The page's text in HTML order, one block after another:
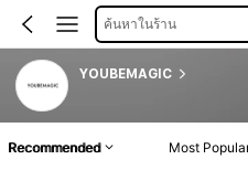
ค้นหาในร้าน
YOUBEMAGIC
Recommended Most